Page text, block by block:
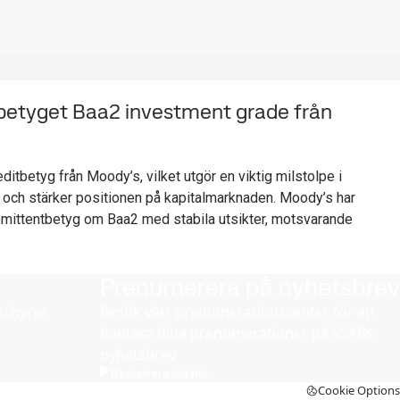
Baa2 investment grade från
från Moody’s, vilket utgör en viktig milstolpe i
stärker positionen på kapitalmarknaden. Moody’s har
om Baa2 med stabila utsikter, motsvarande
Cookie Options